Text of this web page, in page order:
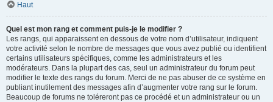
Haut
Quel est mon rang et comment puis-je le modifier ?
Les rangs, qui apparaissent en dessous de votre nom d’utilisateur, indiquent
votre activité selon le nombre de messages que vous avez publié ou identifient
certains utilisateurs spécifiques, comme les administrateurs et les
modérateurs. Dans la plupart des cas, seul un administrateur du forum peut
modifier le texte des rangs du forum. Merci de ne pas abuser de ce système en
publiant inutilement des messages afin d’augmenter votre rang sur le forum.
Beaucoup de forums ne toléreront pas ce procédé et un administrateur ou un